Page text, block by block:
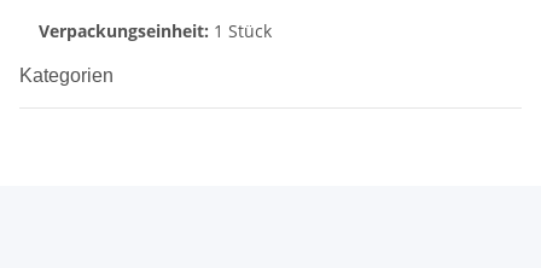
Verpackungseinheit: 1 Stück
Kategorien